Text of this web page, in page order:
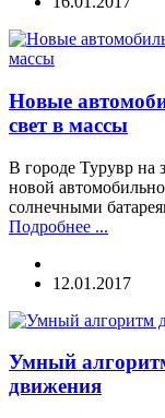
Новые
свет в массы
В городе Турувр на
новой
солнечными
Подробнее ...
12.01.2017
Умный
движения